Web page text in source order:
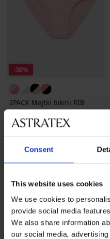
Consent
This website uses cookies
We use cookies to
provide social media
We also share information
our social media,
-30%
2PACK Majtki bikini RIB
Zniżka
Pierwotna cena